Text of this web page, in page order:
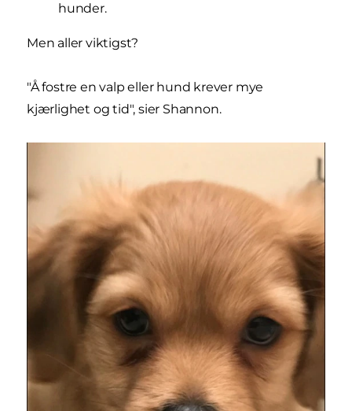
hunder.
Men aller viktigst?
"Å fostre en valp eller hund krever mye
kjærlighet og tid", sier Shannon.